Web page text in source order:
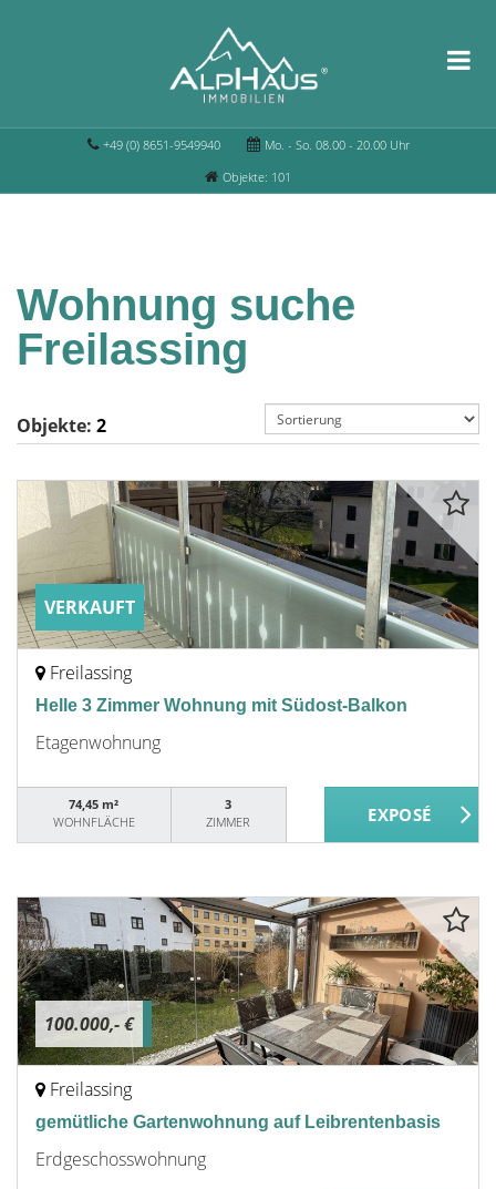
+49 (0) 8651-9549940
Mo. - So. 08.00 - 20.00 Uhr
Objekte: 101
Wohnung suche
Freilassing
Objekte: 2
VERKAUFT
Freilassing
Helle 3 Zimmer Wohnung mit Südost-Balkon
Etagenwohnung
74,45 m²
WOHNFLÄCHE
3
ZIMMER
100.000,- €
Freilassing
gemütliche Gartenwohnung auf Leibrentenbasis
Erdgeschosswohnung